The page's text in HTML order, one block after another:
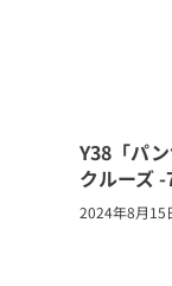
Y38「パ
クルーズ
2024年8月15